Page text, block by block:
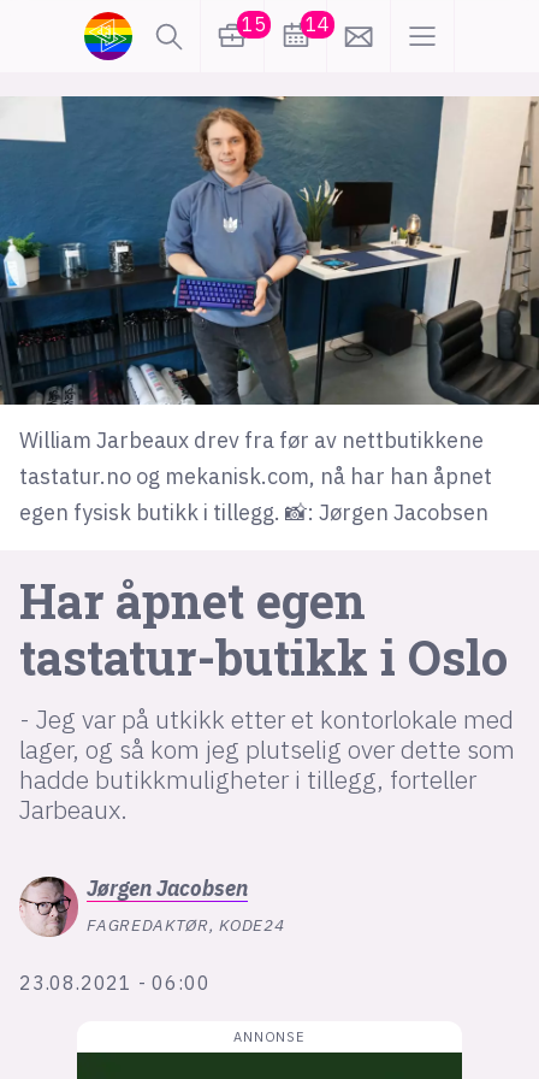
15 14
William Jarbeaux drev fra før av nettbutikkene
tastatur.no og mekanisk.com, nå har han åpnet
egen fysisk butikk i tillegg. 📸: Jørgen Jacobsen
Har åpnet egen
tastatur-butikk i Oslo
- Jeg var på utkikk etter et kontorlokale med
lager, og så kom jeg plutselig over dette som
hadde butikkmuligheter i tillegg, forteller
Jarbeaux.
JørgenJacobsen
FAGREDAKTØR, KODE24
23.08.2021 - 06:00
lønn
KI
karriere
meninger
utdanning sikkerhet
kontor
frontend
backend
apputvikling
devops
IoT
design
tilgjengelighet
ukas koder
inn/ut
hobby
lys modus
mørk modus
nyhetsbrev
kode24-klubben
LinkedIn
Facebook
suksesshistorier